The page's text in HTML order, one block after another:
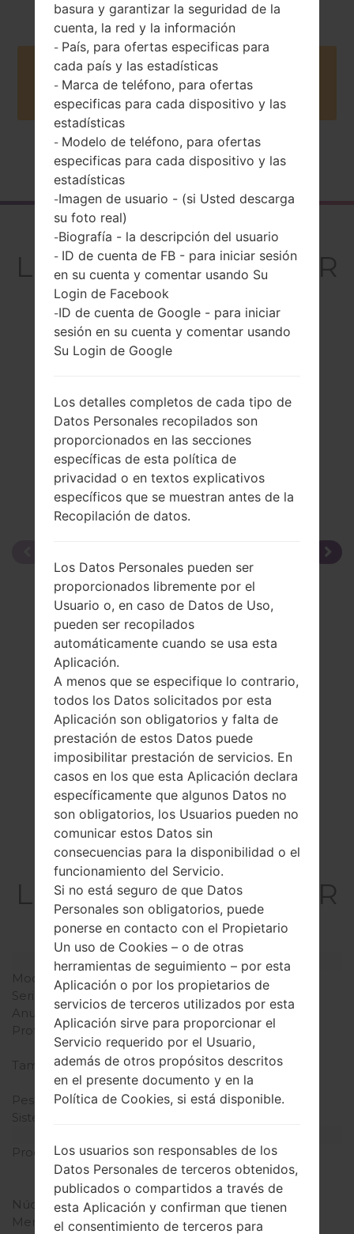
Buy accessories on Amazon
Página principal → Serie →LG G3 →LGD850PR
El resumen
LGD850PR(LGD850PR
) akaLG G3
La especificación
LGD850PR(LGD850PR
) akaLG G3
Modelo y sus características
Modelo
LGD850PR
Serie
LG G3
Anunciado
Junio, 2014
Profundidad
8.9 milímetros (0.35
pulgadas)
Tamaño (dimensiones)
74.6 x 146.3 milímetros
(2.94 x5.76 pulgadas)
Peso
149 gramos(5.22 onzas)
Sistema de operación
Procesador
2500Mhz Qualcomm
Snapdragon
801MSM8975AC
Núcleos de UCP
cuatro núcleos
Memoria RAM
3GB
basura y garantizar la seguridad de la
cuenta, la red y la información
- País, para ofertas especificas para
cada país y las estadísticas
- Marca de teléfono, para ofertas
especificas para cada dispositivo y las
estadísticas
- Modelo de teléfono, para ofertas
especificas para cada dispositivo y las
estadísticas
-Imagen de usuario - (si Usted descarga
su foto real)
-Biografía - la descripción del usuario
- ID de cuenta de FB - para iniciar sesión
en su cuenta y comentar usando Su
Login de Facebook
-ID de cuenta de Google - para iniciar
sesión en su cuenta y comentar usando
Su Login de Google
Los detalles completos de cada tipo de
Datos Personales recopilados son
proporcionados en las secciones
específicas de esta política de
privacidad o en textos explicativos
específicos que se muestran antes de la
Recopilación de datos.
Los Datos Personales pueden ser
proporcionados libremente por el
Usuario o, en caso de Datos de Uso,
pueden ser recopilados
automáticamente cuando se usa esta
Aplicación.
A menos que se especifique lo contrario,
todos los Datos solicitados por esta
Aplicación son obligatorios y falta de
prestación de estos Datos puede
imposibilitar prestación de servicios. En
casos en los que esta Aplicación declara
específicamente que algunos Datos no
son obligatorios, los Usuarios pueden no
comunicar estos Datos sin
consecuencias para la disponibilidad o el
funcionamiento del Servicio.
Si no está seguro de que Datos
Personales son obligatorios, puede
ponerse en contacto con el Propietario
Un uso de Cookies – o de otras
herramientas de seguimiento – por esta
Aplicación o por los propietarios de
servicios de terceros utilizados por esta
Aplicación sirve para proporcionar el
Servicio requerido por el Usuario,
además de otros propósitos descritos
en el presente documento y en la
Política de Cookies, si está disponible.
Los usuarios son responsables de los
Datos Personales de terceros obtenidos,
publicados o compartidos a través de
esta Aplicación y confirman que tienen
el consentimiento de terceros para